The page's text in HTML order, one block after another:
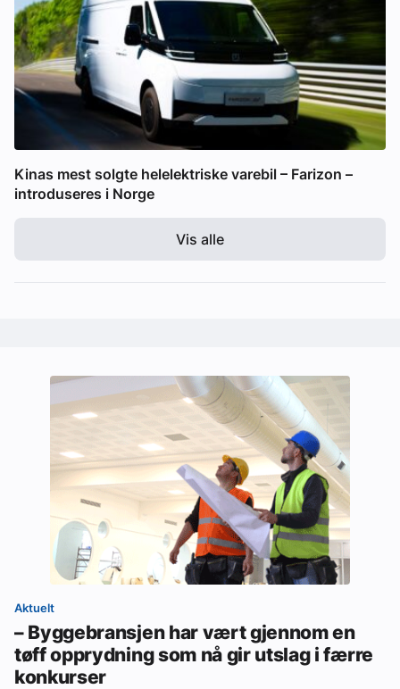
Kinas mest solgte helelektriske varebil – Farizon –
introduseres i Norge
Vis alle
Aktuelt
– Byggebransjen har vært gjennom en
tøff opprydning som nå gir utslag i færre
konkurser